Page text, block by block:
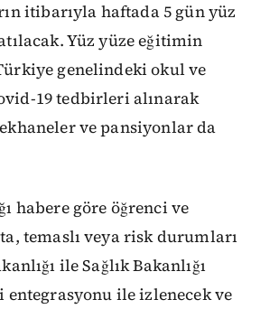
itibarıyla haftada 5 gün yüz
Yüz yüze eğitimin
genelindeki okul ve
19 tedbirleri alınarak
ve pansiyonlar da
habere göre öğrenci ve
temaslı veya risk durumları
ile Sağlık Bakanlığı
entegrasyonu ile izlenecek ve